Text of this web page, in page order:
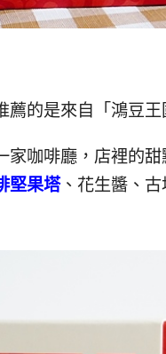
薦的是來自「鴻豆王
家咖啡廳，店裡的
堅果塔、花生醬、